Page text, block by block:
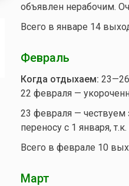
объявлен нерабочим.
Всего в январе 14
Февраль
Когда отдыхаем:
22 февраля —
23 февраля — чествуем
переносу с 1 января,
Всего в феврале 10
Март